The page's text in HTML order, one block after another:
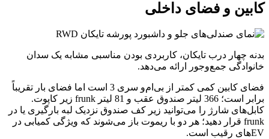
کابین و فضای داخلی
بدنه چهار درب تایکان، کاربردی بودن مناسبی مشابه یک سدان
خانوادگی جمع‌وجور ارائه می‌دهد.
فضای کابین کمی کمتر از بی‌ام‌و سری 3 است اما فضای بار تقریباً
برابر است؛ 366 لیتر صندوق عقب و 81 لیتر frunk زیر کاپوت.
کابل‌های شارژ را می‌توانید زیر کف صندوق نزدیک لبه بارگیری یا در
frunk قرار دهید؛ هر دو با ریموت باز می‌شوند که ویژگی کمیابی در
EVهای رقیب است.